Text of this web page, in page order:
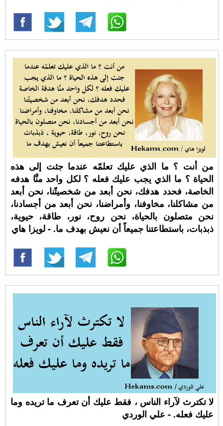
من أنت ؟ ما الذي عليك تعلمّه عندما جئت إلى هذه
الحياة ؟ ما الذي يجب عليك فعله ؟ لكل واحد منَّا هدفه
الخاصة، فحدد هدفك، نحن أبعد من شخصيتّنا، نحن أبعد
من مشاكلنا، مخاوفنا، وأمراضنا، نحن أبعد من أجسادنا،
نحن متصلون بالحياة، نحن روح، نور، طاقة، حيوية،
ذبذبات، باستطاعتنا جميعاً أن نعيش بهدف ما. - لويزا هاي
لا تكترث لآراء الناس ، فقط عليك أن تعرف ما تريده وما
عليك فعله. - علي الوردي